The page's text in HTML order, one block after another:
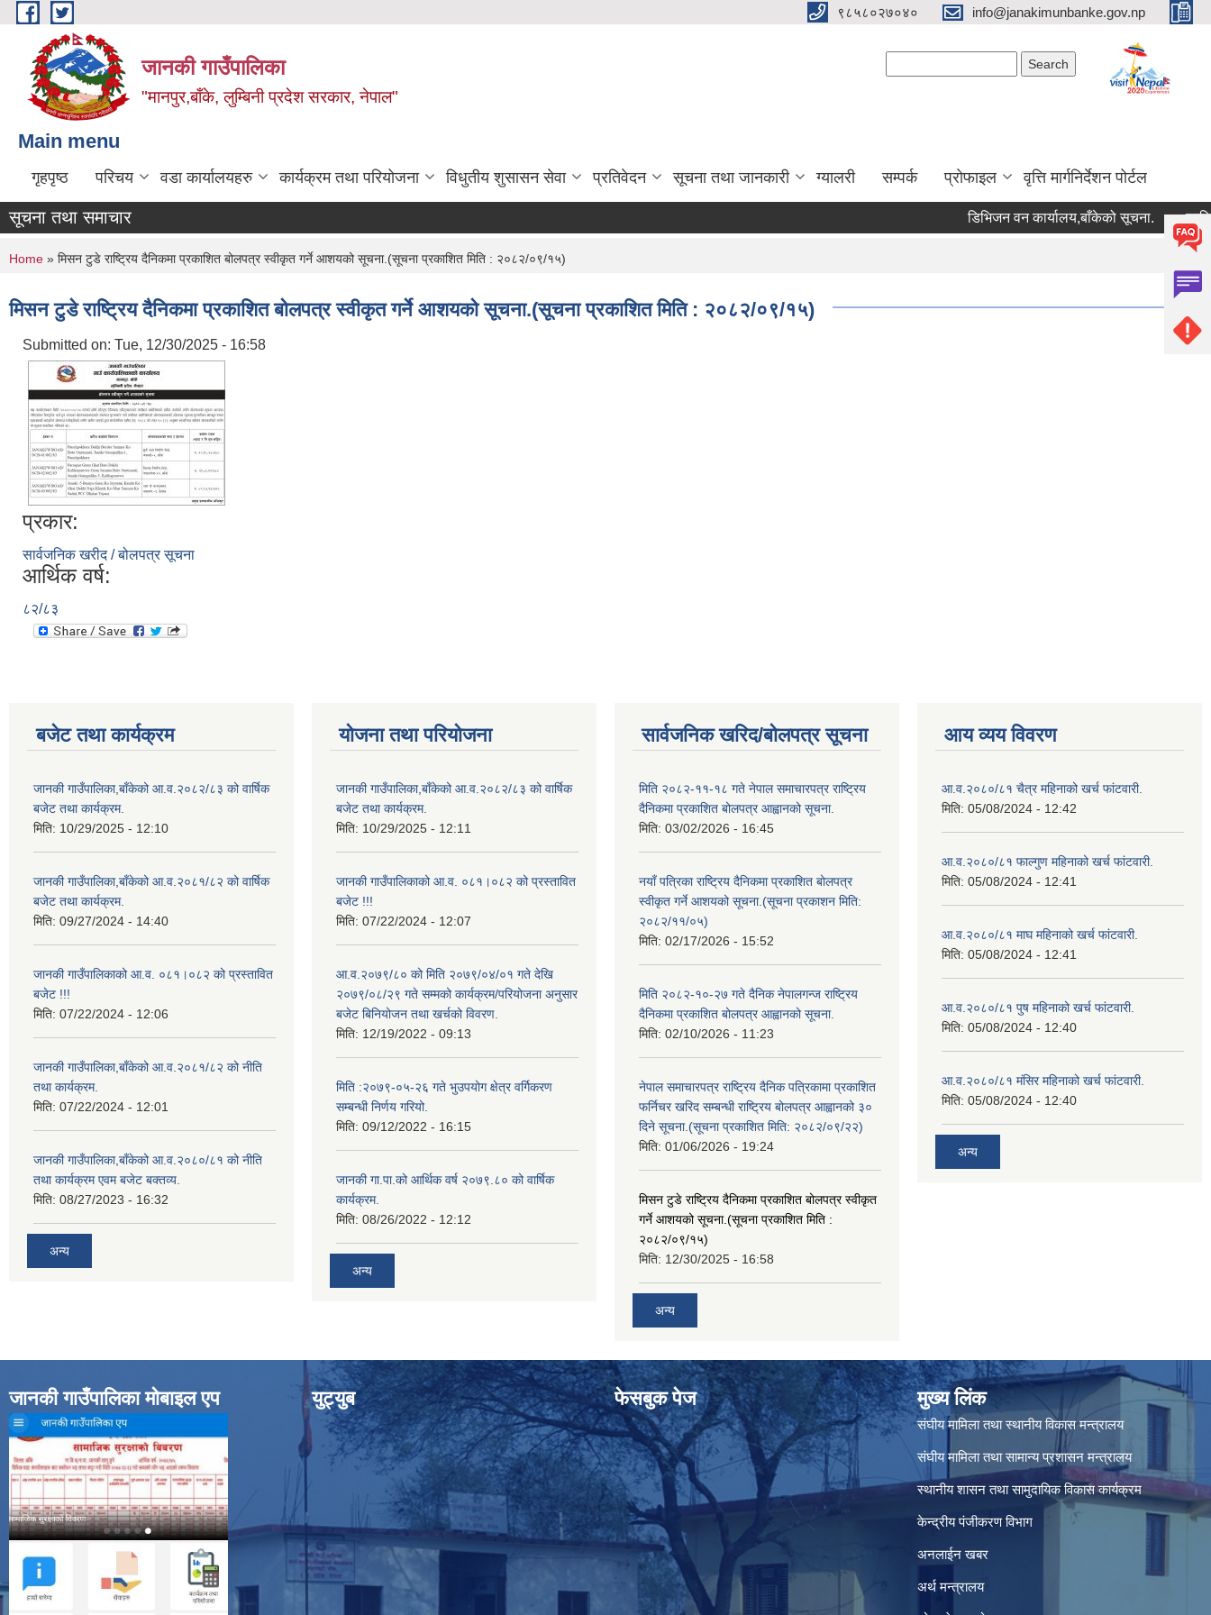
Skip to main content ९८५८०२७०४० info@janakimunbanke.gov.np
जानकी गाउँपालिका
"मानपुर,बाँके, लुम्बिनी प्रदेश सरकार, नेपाल"
Main menu
गृहपृष्ठ परिचय वडा कार्यालयहरु कार्यक्रम तथा परियोजना विधुतीय शुसासन सेवा प्रतिवेदन सूचना तथा जानकारी ग्यालरी सम्पर्क प्रोफाइल वृत्ति मार्गनिर्देशन पोर्टल
सूचना तथा समाचार डिभिजन वन कार्यालय,बाँकेको सूचना.
You are here
Home » मिसन टुडे राष्ट्रिय दैनिकमा प्रकाशित बोलपत्र स्वीकृत गर्ने आशयको सूचना.(सूचना प्रकाशित मिति : २०८२/०९/१५)
मिसन टुडे राष्ट्रिय दैनिकमा प्रकाशित बोलपत्र स्वीकृत गर्ने आशयको सूचना.(सूचना प्रकाशित मिति : २०८२/०९/१५)
Submitted on: Tue, 12/30/2025 - 16:58
प्रकार:
सार्वजनिक खरीद / बोलपत्र सूचना
आर्थिक वर्ष:
८२/८३
बजेट तथा कार्यक्रम
जानकी गाउँपालिका,बाँकेको आ.व.२०८२/८३ को वार्षिक
बजेट तथा कार्यक्रम.
मिति: 10/29/2025 - 12:10
जानकी गाउँपालिका,बाँकेको आ.व.२०८१/८२ को वार्षिक
बजेट तथा कार्यक्रम.
मिति: 09/27/2024 - 14:40
जानकी गाउँपालिकाको आ.व. ०८१।०८२ को प्रस्तावित
बजेट !!!
मिति: 07/22/2024 - 12:06
जानकी गाउँपालिका,बाँकेको आ.व.२०८१/८२ को नीति
तथा कार्यक्रम.
मिति: 07/22/2024 - 12:01
जानकी गाउँपालिका,बाँकेको आ.व.२०८०/८१ को नीति
तथा कार्यक्रम एवम बजेट बक्तव्य.
मिति: 08/27/2023 - 16:32
अन्य
योजना तथा परियोजना
जानकी गाउँपालिका,बाँकेको आ.व.२०८२/८३ को वार्षिक
बजेट तथा कार्यक्रम.
मिति: 10/29/2025 - 12:11
जानकी गाउँपालिकाको आ.व. ०८१।०८२ को प्रस्तावित
बजेट !!!
मिति: 07/22/2024 - 12:07
आ.व.२०७९/८० को मिति २०७९/०४/०१ गते देखि
२०७९/०८/२९ गते सम्मको कार्यक्रम/परियोजना अनुसार
बजेट बिनियोजन तथा खर्चको विवरण.
मिति: 12/19/2022 - 09:13
मिति :२०७९-०५-२६ गते भुउपयोग क्षेत्र वर्गिकरण
सम्बन्धी निर्णय गरियो.
मिति: 09/12/2022 - 16:15
जानकी गा.पा.को आर्थिक वर्ष २०७९.८० को वार्षिक
कार्यक्रम.
मिति: 08/26/2022 - 12:12
अन्य
सार्वजनिक खरिद/बोलपत्र सूचना
मिति २०८२-११-१८ गते नेपाल समाचारपत्र राष्ट्रिय
दैनिकमा प्रकाशित बोलपत्र आह्वानको सूचना.
मिति: 03/02/2026 - 16:45
नयाँ पत्रिका राष्ट्रिय दैनिकमा प्रकाशित बोलपत्र
स्वीकृत गर्ने आशयको सूचना.(सूचना प्रकाशन मिति:
२०८२/११/०५)
मिति: 02/17/2026 - 15:52
मिति २०८२-१०-२७ गते दैनिक नेपालगन्ज राष्ट्रिय
दैनिकमा प्रकाशित बोलपत्र आह्वानको सूचना.
मिति: 02/10/2026 - 11:23
नेपाल समाचारपत्र राष्ट्रिय दैनिक पत्रिकामा प्रकाशित
फर्निचर खरिद सम्बन्धी राष्ट्रिय बोलपत्र आह्वानको ३०
दिने सूचना.(सूचना प्रकाशित मिति: २०८२/०९/२२)
मिति: 01/06/2026 - 19:24
मिसन टुडे राष्ट्रिय दैनिकमा प्रकाशित बोलपत्र स्वीकृत
गर्ने आशयको सूचना.(सूचना प्रकाशित मिति :
२०८२/०९/१५)
मिति: 12/30/2025 - 16:58
अन्य
आय व्यय विवरण
आ.व.२०८०/८१ चैत्र महिनाको खर्च फांटवारी.
मिति: 05/08/2024 - 12:42
आ.व.२०८०/८१ फाल्गुण महिनाको खर्च फांटवारी.
मिति: 05/08/2024 - 12:41
आ.व.२०८०/८१ माघ महिनाको खर्च फांटवारी.
मिति: 05/08/2024 - 12:41
आ.व.२०८०/८१ पुष महिनाको खर्च फांटवारी.
मिति: 05/08/2024 - 12:40
आ.व.२०८०/८१ मंसिर महिनाको खर्च फांटवारी.
मिति: 05/08/2024 - 12:40
अन्य
जानकी गाउँपालिका मोबाइल एप युट्युब फेसबुक पेज मुख्य लिंक
संघीय मामिला तथा स्थानीय विकास मन्त्रालय
संघीय मामिला तथा सामान्य प्रशासन मन्त्रालय
स्थानीय शासन तथा सामुदायिक विकास कार्यक्रम
केन्द्रीय पंजीकरण विभाग
अनलाईन खबर
अर्थ मन्त्रालय